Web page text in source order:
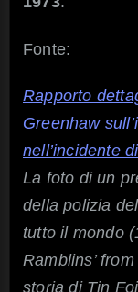
Fonte:
Rapporto
Greenhaw
nell’incidente
La foto di un
della polizia
tutto il mondo
Ramblins’
storia di Tin